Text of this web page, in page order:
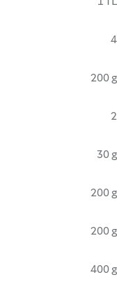
4
200 g
2
30 g
200 g
200 g
400 g